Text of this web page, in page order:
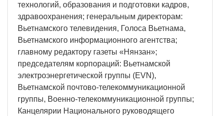
технологий, образования и подготовки кадров,
здравоохранения; генеральным директорам:
Вьетнамского телевидения, Голоса Вьетнама,
Вьетнамского информационного агентства;
главному редактору газеты «Нянзан»;
председателям корпораций: Вьетнамской
электроэнергетической группы (EVN),
Вьетнамской почтово-телекоммуникационной
группы, Военно-телекоммуникационной группы;
Канцелярии Национального руководящего